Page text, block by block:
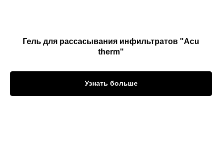
Гель для рассасывания инфильтратов "Acu
therm"
Узнать больше